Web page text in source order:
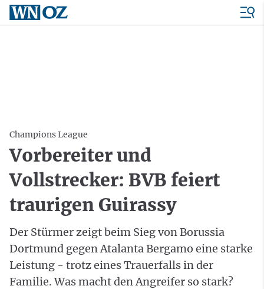
Champions League
Vorbereiter und
Vollstrecker: BVB feiert
traurigen Guirassy
Der Stürmer zeigt beim Sieg von Borussia
Dortmund gegen Atalanta Bergamo eine starke
Leistung - trotz eines Trauerfalls in der
Familie. Was macht den Angreifer so stark?